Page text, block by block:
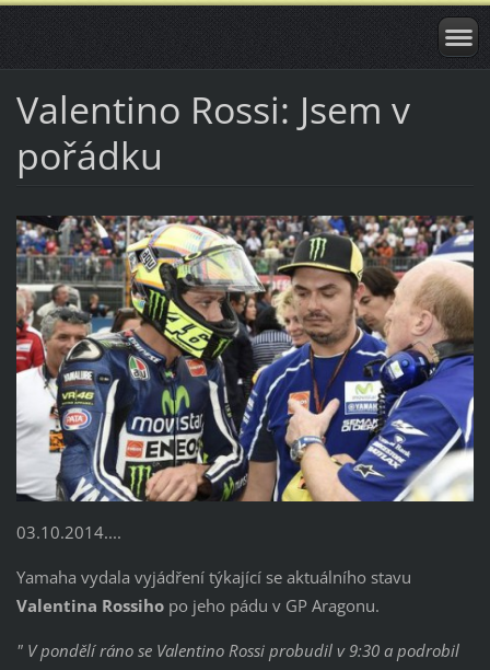
Valentino Rossi: Jsem v
pořádku
03.10.2014....
Yamaha vydala vyjádření týkající se aktuálního stavu
Valentina Rossihopo jeho pádu v GP Aragonu.
" V pondělí ráno se Valentino Rossi probudil v 9:30 a podrobil